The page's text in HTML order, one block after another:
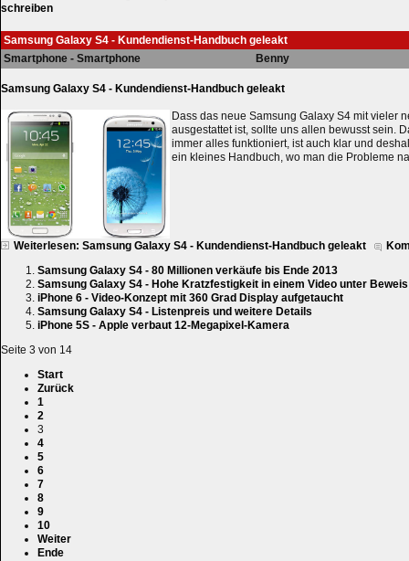
schreiben
Samsung Galaxy S4 - Kundendienst-Handbuch geleakt
Smartphone - Smartphone
Benny
Samsung Galaxy S4 - Kundendienst-Handbuch geleakt
Dass das neue Samsung Galaxy S4 mit vieler
ausgestattet ist, sollte uns allen bewusst sein.
immer alles funktioniert, ist auch klar und
ein kleines Handbuch, wo man die Probleme
Weiterlesen: Samsung Galaxy S4 - Kundendienst-Handbuch geleakt
Samsung Galaxy S4 - 80 Millionen verkäufe bis Ende 2013
Samsung Galaxy S4 - Hohe Kratzfestigkeit in einem Video unter
iPhone 6 - Video-Konzept mit 360 Grad Display aufgetaucht
Samsung Galaxy S4 - Listenpreis und weitere Details
iPhone 5S - Apple verbaut 12-Megapixel-Kamera
Seite 3 von 14
Start
Zurück
1
2
3
4
5
6
7
8
9
10
Weiter
Ende